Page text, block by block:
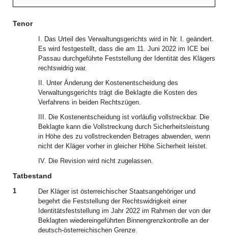
Tenor
I. Das Urteil des Verwaltungsgerichts wird in Nr. I. geändert.
Es wird festgestellt, dass die am 11. Juni 2022 im ICE bei
Passau durchgeführte Feststellung der Identität des Klägers
rechtswidrig war.
II. Unter Änderung der Kostenentscheidung des
Verwaltungsgerichts trägt die Beklagte die Kosten des
Verfahrens in beiden Rechtszügen.
III. Die Kostenentscheidung ist vorläufig vollstreckbar. Die
Beklagte kann die Vollstreckung durch Sicherheitsleistung
in Höhe des zu vollstreckenden Betrages abwenden, wenn
nicht der Kläger vorher in gleicher Höhe Sicherheit leistet.
IV. Die Revision wird nicht zugelassen.
Tatbestand
1
Der Kläger ist österreichischer Staatsangehöriger und
begehrt die Feststellung der Rechtswidrigkeit einer
Identitätsfeststellung im Jahr 2022 im Rahmen der von der
Beklagten wiedereingeführten Binnengrenzkontrolle an der
deutsch-österreichischen Grenze.